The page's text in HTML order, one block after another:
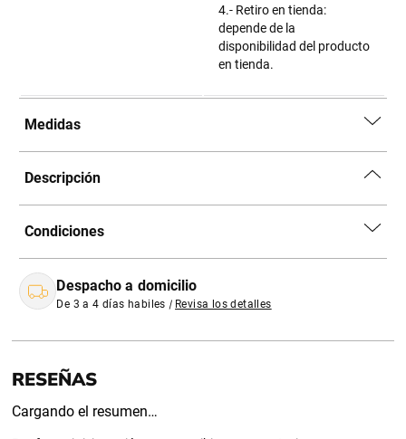
4.- Retiro en tienda:
depende de la
disponibilidad del producto
en tienda.
Medidas
Descripción
Condiciones
Despacho a domicilio
De 3 a 4 días habiles | Revisa los detalles
Cargando el resumen…